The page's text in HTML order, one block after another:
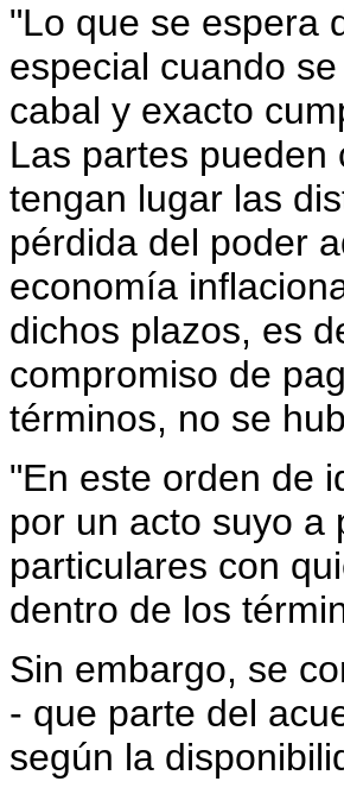
"Lo que se espera
especial cuando
cabal y exacto
Las partes
tengan lugar las
pérdida del poder
economía
dichos plazos, es
compromiso de
términos, no se
"En este orden de
por un acto suyo a
particulares con
dentro de los
Sin embargo, se
- que parte del
según la